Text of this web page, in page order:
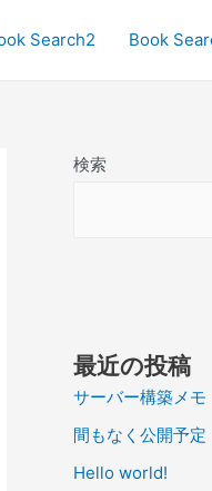
Search2 Book
検索
最近の投稿
サーバー構築メモ
間もなく公開予定
Hello world!